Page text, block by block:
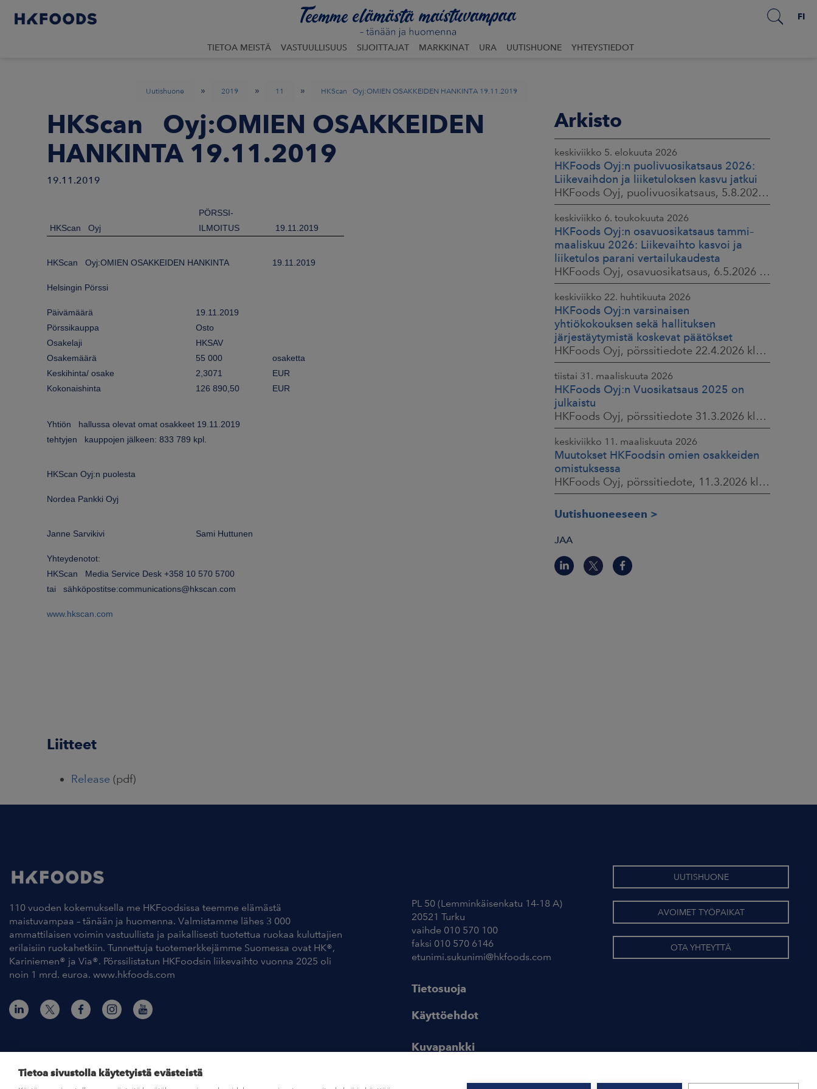
FI
TIETOA MEISTÄ VASTUULLISUUS SIJOITTAJAT MARKKINAT URA UUTISHUONE YHTEYSTIEDOT
Uutishuone » 2019 » 11 » HKScan Oyj:OMIEN OSAKKEIDEN HANKINTA 19.11.2019
HKScan Oyj:OMIEN OSAKKEIDEN
HANKINTA 19.11.2019
19.11.2019
HKScan Oyj
PÖRSSI-
ILMOITUS
19.11.2019
HKScan Oyj:OMIEN OSAKKEIDEN HANKINTA 19.11.2019
Helsingin Pörssi
Päivämäärä
19.11.2019
Pörssikauppa
Osto
Osakelaji
HKSAV
Osakemäärä
55 000
osaketta
Keskihinta/ osake
2,3071
EUR
Kokonaishinta
126 890,50 EUR
Yhtiön hallussa olevat omat osakkeet 19.11.2019
tehtyjen kauppojen jälkeen: 833 789 kpl.
HKScan Oyj:n puolesta
Nordea Pankki Oyj
Janne Sarvikivi Sami Huttunen
Yhteydenotot:
HKScan Media Service Desk +358 10 570 5700
tai sähköpostitse:communications@hkscan.com
www.hkscan.com
Liitteet
Release (pdf)
Arkisto
keskiviikko 5. elokuuta 2026
HKFoods Oyj:n puolivuosikatsaus 2026:
Liikevaihdon ja liiketuloksen kasvu jatkui
HKFoods Oyj, puolivuosikatsaus, 5.8.2026 klo 8.30
keskiviikko 6. toukokuuta 2026
HKFoods Oyj:n osavuosikatsaus tammi–
maaliskuu 2026: Liikevaihto kasvoi ja
liiketulos parani vertailukaudesta
HKFoods Oyj, osavuosikatsaus, 6.5.2026 klo 8.30
keskiviikko 22. huhtikuuta 2026
HKFoods Oyj:n varsinaisen
yhtiökokouksen sekä hallituksen
järjestäytymistä koskevat päätökset
HKFoods Oyj, pörssitiedote 22.4.2026 klo 14.45
tiistai 31. maaliskuuta 2026
HKFoods Oyj:n Vuosikatsaus 2025 on
julkaistu
HKFoods Oyj, pörssitiedote 31.3.2026 klo 14.00
keskiviikko 11. maaliskuuta 2026
Muutokset HKFoodsin omien osakkeiden
omistuksessa
HKFoods Oyj, pörssitiedote, 11.3.2026 klo 15.00
Uutishuoneeseen
JAA
110 vuoden kokemuksella me HKFoodsissa teemme elämästä
maistuvampaa – tänään ja huomenna. Valmistamme lähes 3 000
ammattilaisen voimin vastuullista ja paikallisesti tuotettua ruokaa kuluttajien
erilaisiin ruokahetkiin. Tunnettuja tuotemerkkejämme Suomessa ovat HK®,
Kariniemen® ja Via®. Pörssilistatun HKFoodsin liikevaihto vuonna 2025 oli
noin 1 mrd. euroa. www.hkfoods.com
PL 50 (Lemminkäisenkatu 14-18 A)
20521 Turku
vaihde 010 570 100
faksi 010 570 6146
etunimi.sukunimi@hkfoods.com
Tietosuoja
Käyttöehdot
Kuvapankki
UUTISHUONE
AVOIMET TYÖPAIKAT
OTA YHTEYTTÄ
Tietoa sivustolla käytetyistä evästeistä